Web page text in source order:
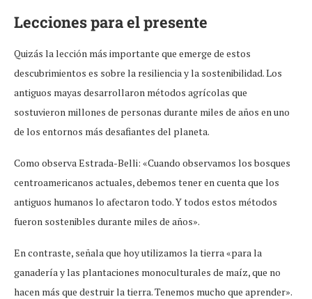
Lecciones para el presente
Quizás la lección más importante que emerge de estos
descubrimientos es sobre la resiliencia y la sostenibilidad. Los
antiguos mayas desarrollaron métodos agrícolas que
sostuvieron millones de personas durante miles de años en uno
de los entornos más desafiantes del planeta.
Como observa Estrada-Belli: «Cuando observamos los bosques
centroamericanos actuales, debemos tener en cuenta que los
antiguos humanos lo afectaron todo. Y todos estos métodos
fueron sostenibles durante miles de años».
En contraste, señala que hoy utilizamos la tierra «para la
ganadería y las plantaciones monoculturales de maíz, que no
hacen más que destruir la tierra. Tenemos mucho que aprender».